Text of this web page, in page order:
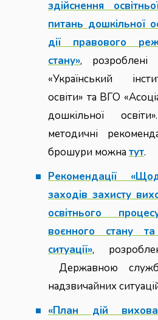
здійснення
питань дошкільної
дії правового
стану»,
«Український
освіти» та ВГО
дошкільної
методичні
брошури можнатут.
Рекомендації
заходів захисту
освітнього
воєнного стану
ситуації»,
Державною
надзвичайних
«План дій